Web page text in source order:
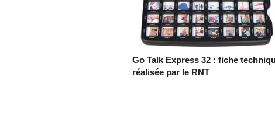
Go Talk Express 32 : fiche
réalisée par le RNT